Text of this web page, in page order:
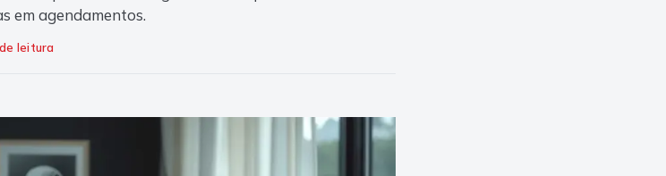
em agendamentos.
leitura